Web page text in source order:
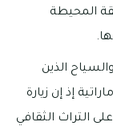
المحيطة
الذين
إذ إن زيارة
التراث الثقافي